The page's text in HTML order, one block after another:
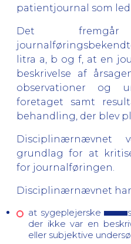
patientjournal som led
Det
litra a, b og f, at en
beskrivelse af
observationer og
foretaget samt
behandling, der blev
grundlag for at
for journalføringen.
Disciplinærnævnet
at sygeplejerske
der ikke var en
eller subjektive